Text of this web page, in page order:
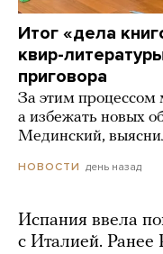
Итог «дела
квир-
приговора
За этим процессом
а избежать новых
Мединский,
НОВОСТИ день назад
Испания ввела
с Италией. Ранее